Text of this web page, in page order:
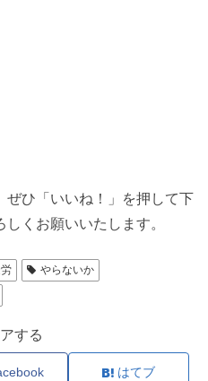
ぜひ「いいね！」を押して下
くお願いいたします。
やらないか
する
はてブ